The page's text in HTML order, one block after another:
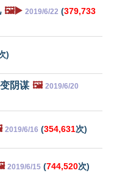
🖼️▶️ 2019/6/22 (379,733
)
阴谋 🖼️ 2019/6/20
2019/6/16 (354,631次)
2019/6/15 (744,520次)